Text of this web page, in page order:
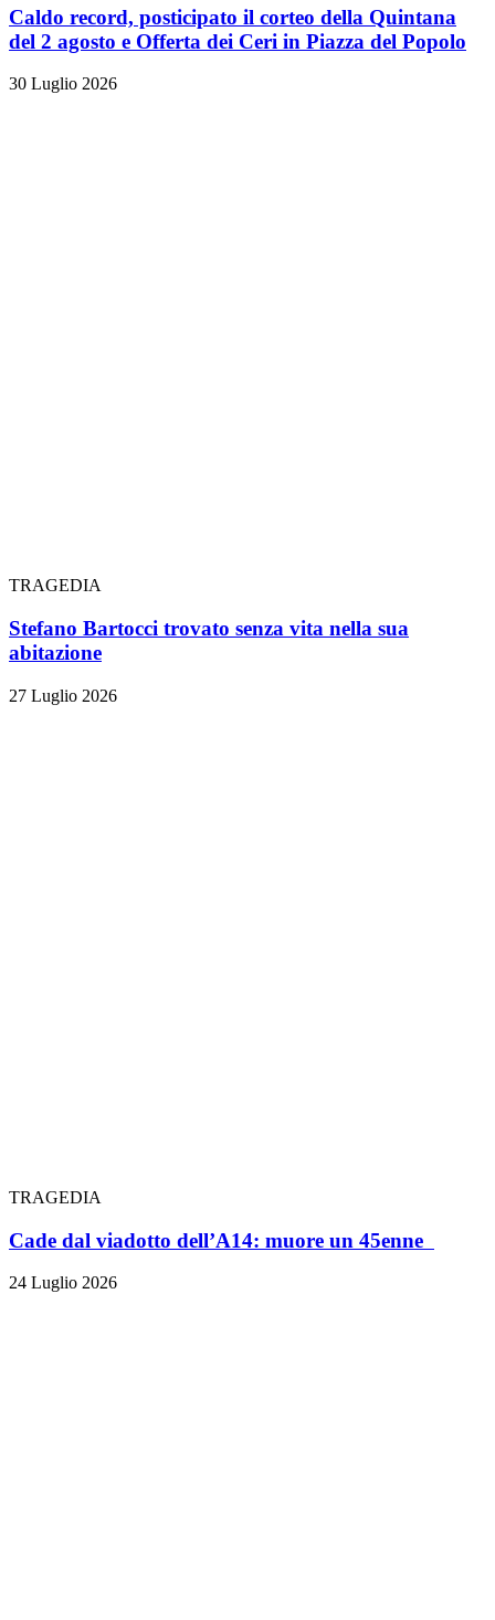
Caldo record, posticipato il corteo della Quintana
del 2 agosto e Offerta dei Ceri in Piazza del Popolo
30 Luglio 2026
TRAGEDIA
Stefano Bartocci trovato senza vita nella sua
abitazione
27 Luglio 2026
TRAGEDIA
Cade dal viadotto dell’A14: muore un 45enne
24 Luglio 2026